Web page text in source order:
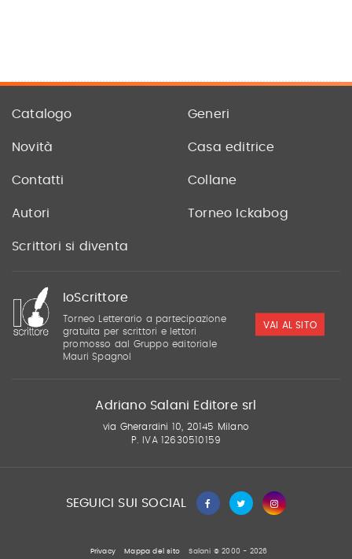
Catalogo Generi
Novità Casa editrice
Contatti Collane
Autori Torneo Ickabog
Scrittori si diventa
IoScrittore
Torneo Letterario a partecipazione
gratuita per scrittori e lettori
promosso dal Gruppo editoriale
Mauri Spagnol
VAI AL SITO
Adriano Salani Editore srl
via Gherardini 10, 20145 Milano
P. IVA 12630510159
SEGUICI SUI SOCIAL
Privacy Mappa del sito Salani © 2000 - 2026